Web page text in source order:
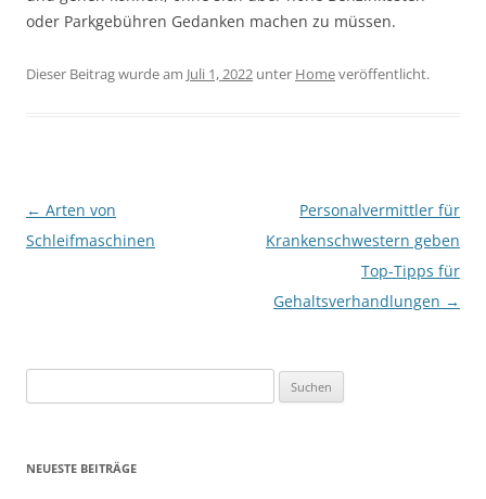
oder Parkgebühren Gedanken machen zu müssen.
Dieser Beitrag wurde am Juli 1, 2022 unter Homeveröffentlicht.
Beitrags-
Navigation
← Arten von
Schleifmaschinen
Personalvermittler für
Krankenschwestern geben
Top-Tipps für
Gehaltsverhandlungen →
nach:
NEUESTE BEITRÄGE